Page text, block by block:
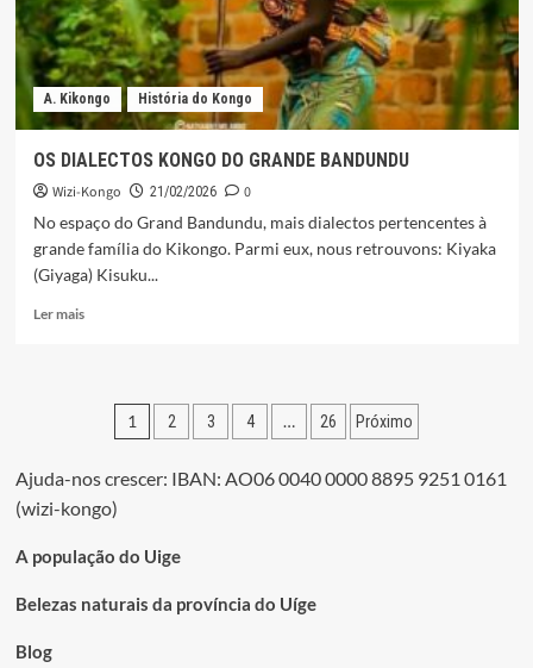
DE
UMA
ANTIGA
PROVÍNCIA
DO
REINO
KONGO
A. Kikongo História do Kongo
OS DIALECTOS KONGO DO GRANDE BANDUNDU
Wizi-Kongo 21/02/2026
0
No espaço do Grand Bandundu, mais dialectos pertencentes à
grande família do Kikongo. Parmi eux, nous retrouvons: Kiyaka
(Giyaga) Kisuku...
Ler maisLeia
DIALECTOS
KONGO
BANDUNDU
Paginação
conteúdos
1 2 3 4 … 26 Próximo
Ajuda-nos crescer: IBAN: AO06 0040 0000 8895 9251 0161
(wizi-kongo)
A população do Uige
Belezas naturais da província do Uíge
Blog